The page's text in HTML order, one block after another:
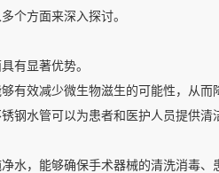
个方面来深入探讨。
有显著优势。
有效减少微生物滋生的可能性，从而
钢水管可以为患者和医护人员提供
水，能够确保手术器械的清洗消毒、